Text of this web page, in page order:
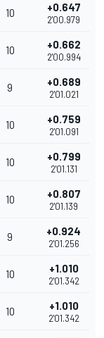
10 +0.647
2'00.979
10 +0.662
2'00.994
9 +0.689
2'01.021
10 +0.759
2'01.091
10 +0.799
2'01.131
10 +0.807
2'01.139
9 +0.924
2'01.256
10 +1.010
2'01.342
10 +1.010
2'01.342